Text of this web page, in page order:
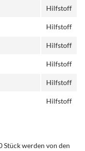
Hilfstoff
Hilfstoff
Hilfstoff
Hilfstoff
Hilfstoff
Hilfstoff
Stück werden von den